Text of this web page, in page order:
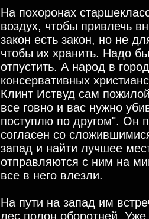
На похоронах
воздух, чтобы привлечь
закон есть закон, но не
чтобы их хранить. Надо
отпустить. А народ в
консервативных
Клинт Иствуд сам
все говно и вас нужно
поступлю по другом". Он
согласен со
запад и найти лучшее
отправляются с ним на
все в него влезли.
На пути на запад им
лес полон оборотней.